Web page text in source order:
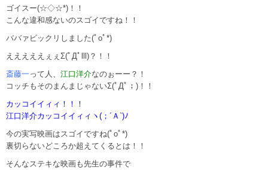
ゴイスー(☆◇☆*)！！
こんな違和感ないのスゴイですね！！
ババァビックリしました(ﾟoﾟ*)
えええええぇぇΣ(ﾟДﾟlll)？！！
斎藤一 って人、 江口洋介なのぉーー？！
コッチもそのまんまじゃないΣ(ﾟДﾟ；)！！
カッコイイィィ！！！
江口洋介カッコイイィィヽ(；´Ａ`)ﾉ
今の実写映画はスゴイですね(ﾟoﾟ*)
裏切らないどころか超えてくるとは！！
そんなステキな映画も先生の事件で